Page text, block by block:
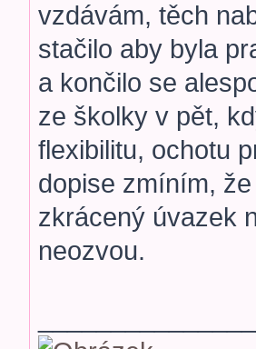
vzdávám, těch
stačilo aby byla
a končilo se
ze školky v pět,
flexibilitu, ochotu
dopise zmíním,
zkrácený úvazek
neozvou.